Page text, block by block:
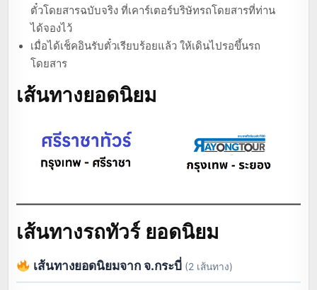
ตั๋วโดยสารฉบับจริง ที่เคาร์เตอร์บริษัทรถโดยสารที่ท่าน
ได้จองไว้
เมื่อได้เช็คอินรับตั๋วเรียบร้อยแล้ว ให้เดินไปรอขึ้นรถ
โดยสาร
เส้นทางยอดนิยม
เส้นทางรถทัวร์ ยอดนิยม
เส้นทางยอดนิยมจาก จ.กระบี่ (2 เส้นทาง)